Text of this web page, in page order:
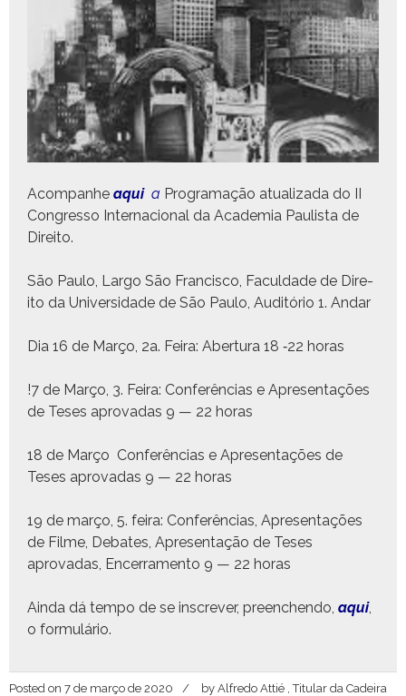
Acom­pan­he aquia Pro­gra­mação atu­al­iza­da do II
Con­gres­so Inter­na­cional da Acad­e­mia Paulista de
Direito.
São Paulo, Largo São Fran­cis­co, Fac­ul­dade de Dire­
ito da Uni­ver­si­dade de São Paulo, Auditório 1. Andar
Dia 16 de Março, 2a. Feira: Aber­tu­ra 18 ‑22 horas
!7 de Março, 3. Feira: Con­fer­ên­cias e Apre­sen­tações
de Teses aprovadas 9 — 22 horas
18 de Março Con­fer­ên­cias e Apre­sen­tações de
Teses aprovadas 9 — 22 horas
19 de março, 5. feira: Con­fer­ên­cias, Apre­sen­tações
de Filme, Debates, Apre­sen­tação de Teses
aprovadas, Encer­ra­men­to 9 — 22 horas
Ain­da dá tem­po de se inscr­ev­er, preenchen­do, aqui,
o formulário.
Posted on 7 de março de 2020 by Alfredo Attié , Titular da Cadeira